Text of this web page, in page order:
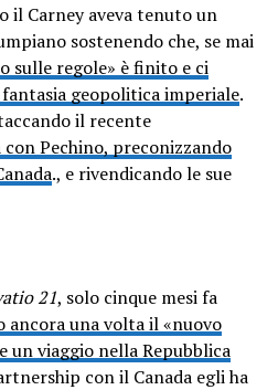
il Carney aveva tenuto un
sostenendo che, se mai
sulle regole» è finito e ci
geopolitica imperiale.
il recente
Pechino, preconizzando
., e rivendicando le sue
21, solo cinque mesi fa
ancora una volta il «nuovo
un viaggio nella Repubblica
con il Canada egli ha